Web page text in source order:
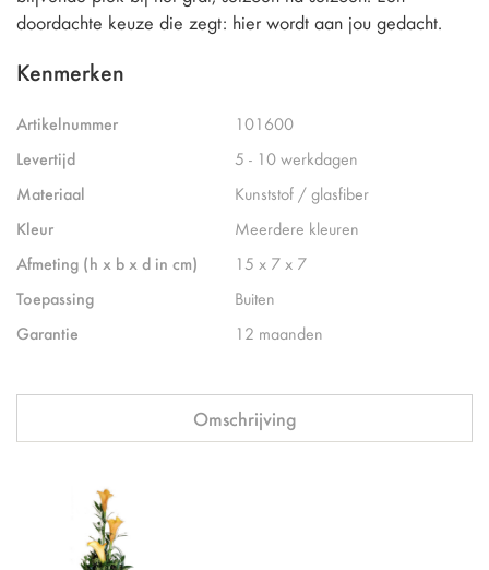
doordachte keuze die zegt: hier wordt aan jou gedacht.
Kenmerken
Artikelnummer
101600
Levertijd
5 - 10 werkdagen
Materiaal
Kunststof / glasfiber
Kleur
Meerdere kleuren
Afmeting (h x b x d in cm)
15 x 7 x 7
Toepassing
Buiten
Garantie
12 maanden
Omschrijving